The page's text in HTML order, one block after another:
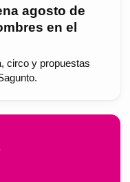
agosto de
en el
circo y propuestas